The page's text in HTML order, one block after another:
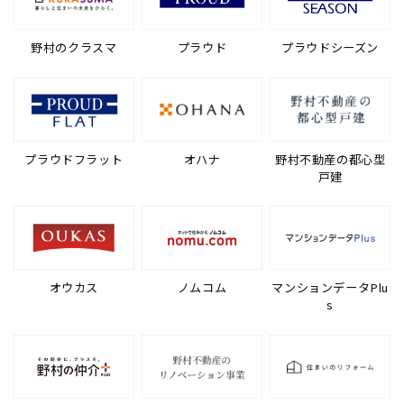
野村のクラスマ プラウド プラウドシーズン
プラウドフラット オハナ
野村不動産の都心型
戸建
オウカス ノムコム
マンションデータPlu
s